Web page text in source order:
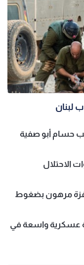
لبنان
حسام أبو صفية
الاحتلال
غزة مرهون بضغوط
عسكرية واسعة في